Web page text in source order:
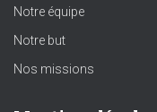
Notre équipe
Notre but
Nos missions